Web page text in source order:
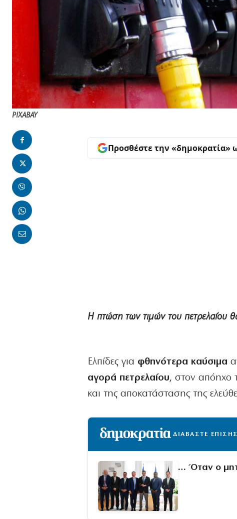
PIXABAY
Προσθέστε την «δημοκρατία»
Η πτώση των τιμών του πετρελαίου
Ελπίδες για φθηνότερα καύσιμα
αγορά πετρελαίου, στον απόηχο
και της αποκατάστασης της
ΔΙΑΒΑΣΤΕ ΕΠΙΣΗΣ
… Όταν ο